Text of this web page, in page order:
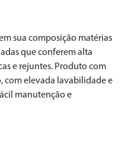
sua composição matérias
que conferem alta
e rejuntes. Produto com
com elevada lavabilidade e
manutenção e